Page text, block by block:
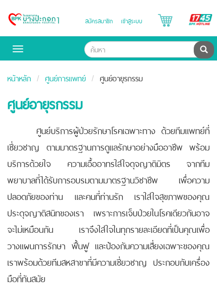
Bangpakok
สมัครสมาชิก เข้าสู่ระบบ
Toggle
ค้น
หน้าหลัก ศูนย์การแพทย์ ศูนย์อายุรกรรม
ศูนย์อายุรกรรม
ศูนย์บริการผู้ป่วยรักษาโรคเฉพาะทาง ด้วยทีมแพทย์ที่
เชี่ยวชาญ ตามมาตรฐานการดูแลรักษาอย่างมืออาชีพ พร้อม
บริการด้วยใจ ความเอื้ออาทรใส่ใจดุจญาติมิตร จากทีม
พยาบาลที่ได้รับการอบรมตามมาตรฐานวิชาชีพ เพื่อความ
ปลอดภัยของท่าน และคนที่ท่านรัก เราใส่ใจสุขภาพของคุณ
ประดุจญาติสนิทของเรา เพราะการเจ็บป่วยในโรคเดียวกันอาจ
จะไม่เหมือนกัน เราจึงใส่ใจในทุกรายละเอียดที่เป็นคุณเพื่อ
วางแผนการรักษา ฟื้นฟู และป้องกันความเสี่ยงเฉพาะของคุณ
เราพร้อมด้วยทีมสหสาขาที่มีความเชี่ยวชาญ ประกอบกับเครื่อง
มือที่ทันสมัย